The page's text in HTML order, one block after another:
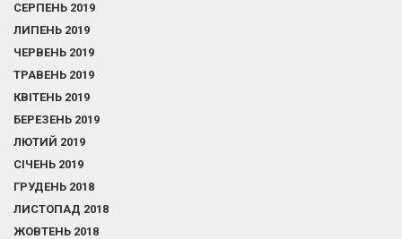
СЕРПЕНЬ 2019
ЛИПЕНЬ 2019
ЧЕРВЕНЬ 2019
ТРАВЕНЬ 2019
КВІТЕНЬ 2019
БЕРЕЗЕНЬ 2019
ЛЮТИЙ 2019
СІЧЕНЬ 2019
ГРУДЕНЬ 2018
ЛИСТОПАД 2018
ЖОВТЕНЬ 2018